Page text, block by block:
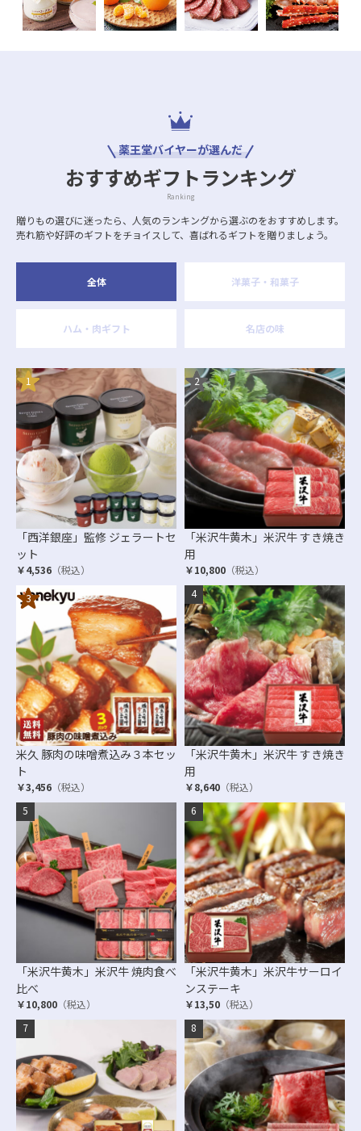
薬王堂バイヤーが選んだ
おすすめギフトランキング
Ranking
贈りもの選びに迷ったら、人気のランキングから選ぶのをおすすめします。
売れ筋や好評のギフトをチョイスして、喜ばれるギフトを贈りましょう。
全体 洋菓子・和菓子
ハム・肉ギフト 名店の味
「西洋銀座」監修 ジェラートセ
ット
￥4,536 （税込）
「米沢牛黄木」米沢牛 すき焼き
用
￥10,800 （税込）
米久 豚肉の味噌煮込み３本セッ
ト
￥3,456 （税込）
「米沢牛黄木」米沢牛 すき焼き
用
￥8,640 （税込）
「米沢牛黄木」米沢牛 焼肉食べ
比べ
￥10,800 （税込）
「米沢牛黄木」米沢牛サーロイ
ンステーキ
￥13,50 （税込）